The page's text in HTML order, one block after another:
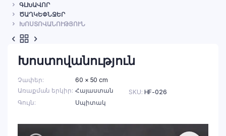
ԳԼԽԱՎՈՐ
ԾԱՂԿԵՓՆՋԵՐ
ԽՈՍՏՈՎԱՆՈՒԹՅՈՒՆ
Խոստովանություն
Չափեր
60 × 50 cm
Առաքման երկիր Հայաստան
Գույն
Սպիտակ
SKU: HF-026